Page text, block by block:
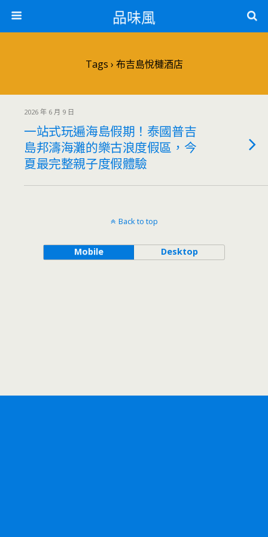
品味風
Tags › 布吉島悅槤酒店
2026 年 6 月 9 日
一站式玩遍海島假期！泰國普吉
島邦濤海灘的樂古浪度假區，今
夏最完整親子度假體驗
Back to top
Mobile Desktop